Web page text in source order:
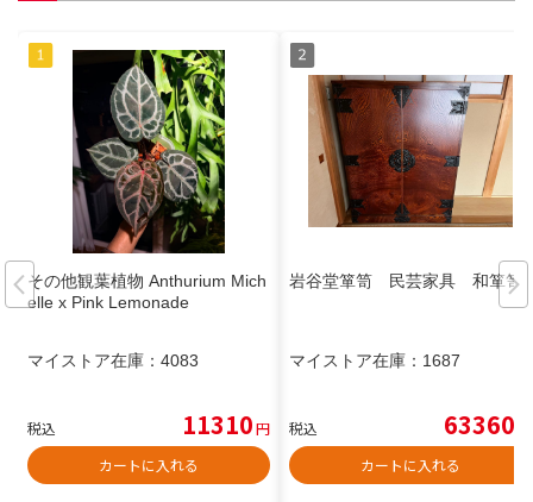
その他観葉植物 Anthurium Mich
elle x Pink Lemonade
マイストア在庫： 4083
税込 11310円
カートに入れる
岩谷堂箪笥 民芸家具 和箪笥
マイストア在庫： 1687
税込 63360
カートに入れる